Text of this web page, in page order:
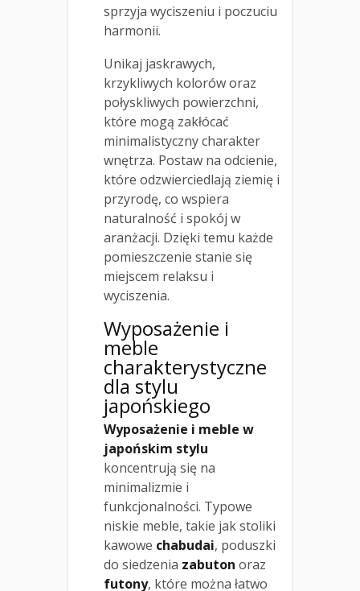
sprzyja wyciszeniu i poczuciu
harmonii.
Unikaj jaskrawych,
krzykliwych kolorów oraz
połyskliwych powierzchni,
które mogą zakłócać
minimalistyczny charakter
wnętrza. Postaw na odcienie,
które odzwierciedlają ziemię i
przyrodę, co wspiera
naturalność i spokój w
aranżacji. Dzięki temu każde
pomieszczenie stanie się
miejscem relaksu i
wyciszenia.
Wyposażenie i
meble
charakterystyczne
dla stylu
japońskiego
Wyposażenie i meble w
japońskim stylu
koncentrują się na
minimalizmie i
funkcjonalności. Typowe
niskie meble, takie jak stoliki
kawowe chabudai, poduszki
do siedzenia zabuton oraz
futony, które można łatwo